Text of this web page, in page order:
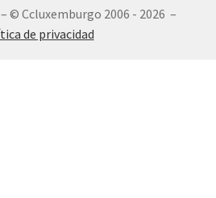
– © Ccluxemburgo 2006 - 2026 –
de privacidad